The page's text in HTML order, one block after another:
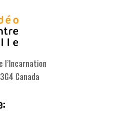
l’Incarnation
Canada